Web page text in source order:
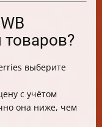
выберите
с учётом
она ниже, чем